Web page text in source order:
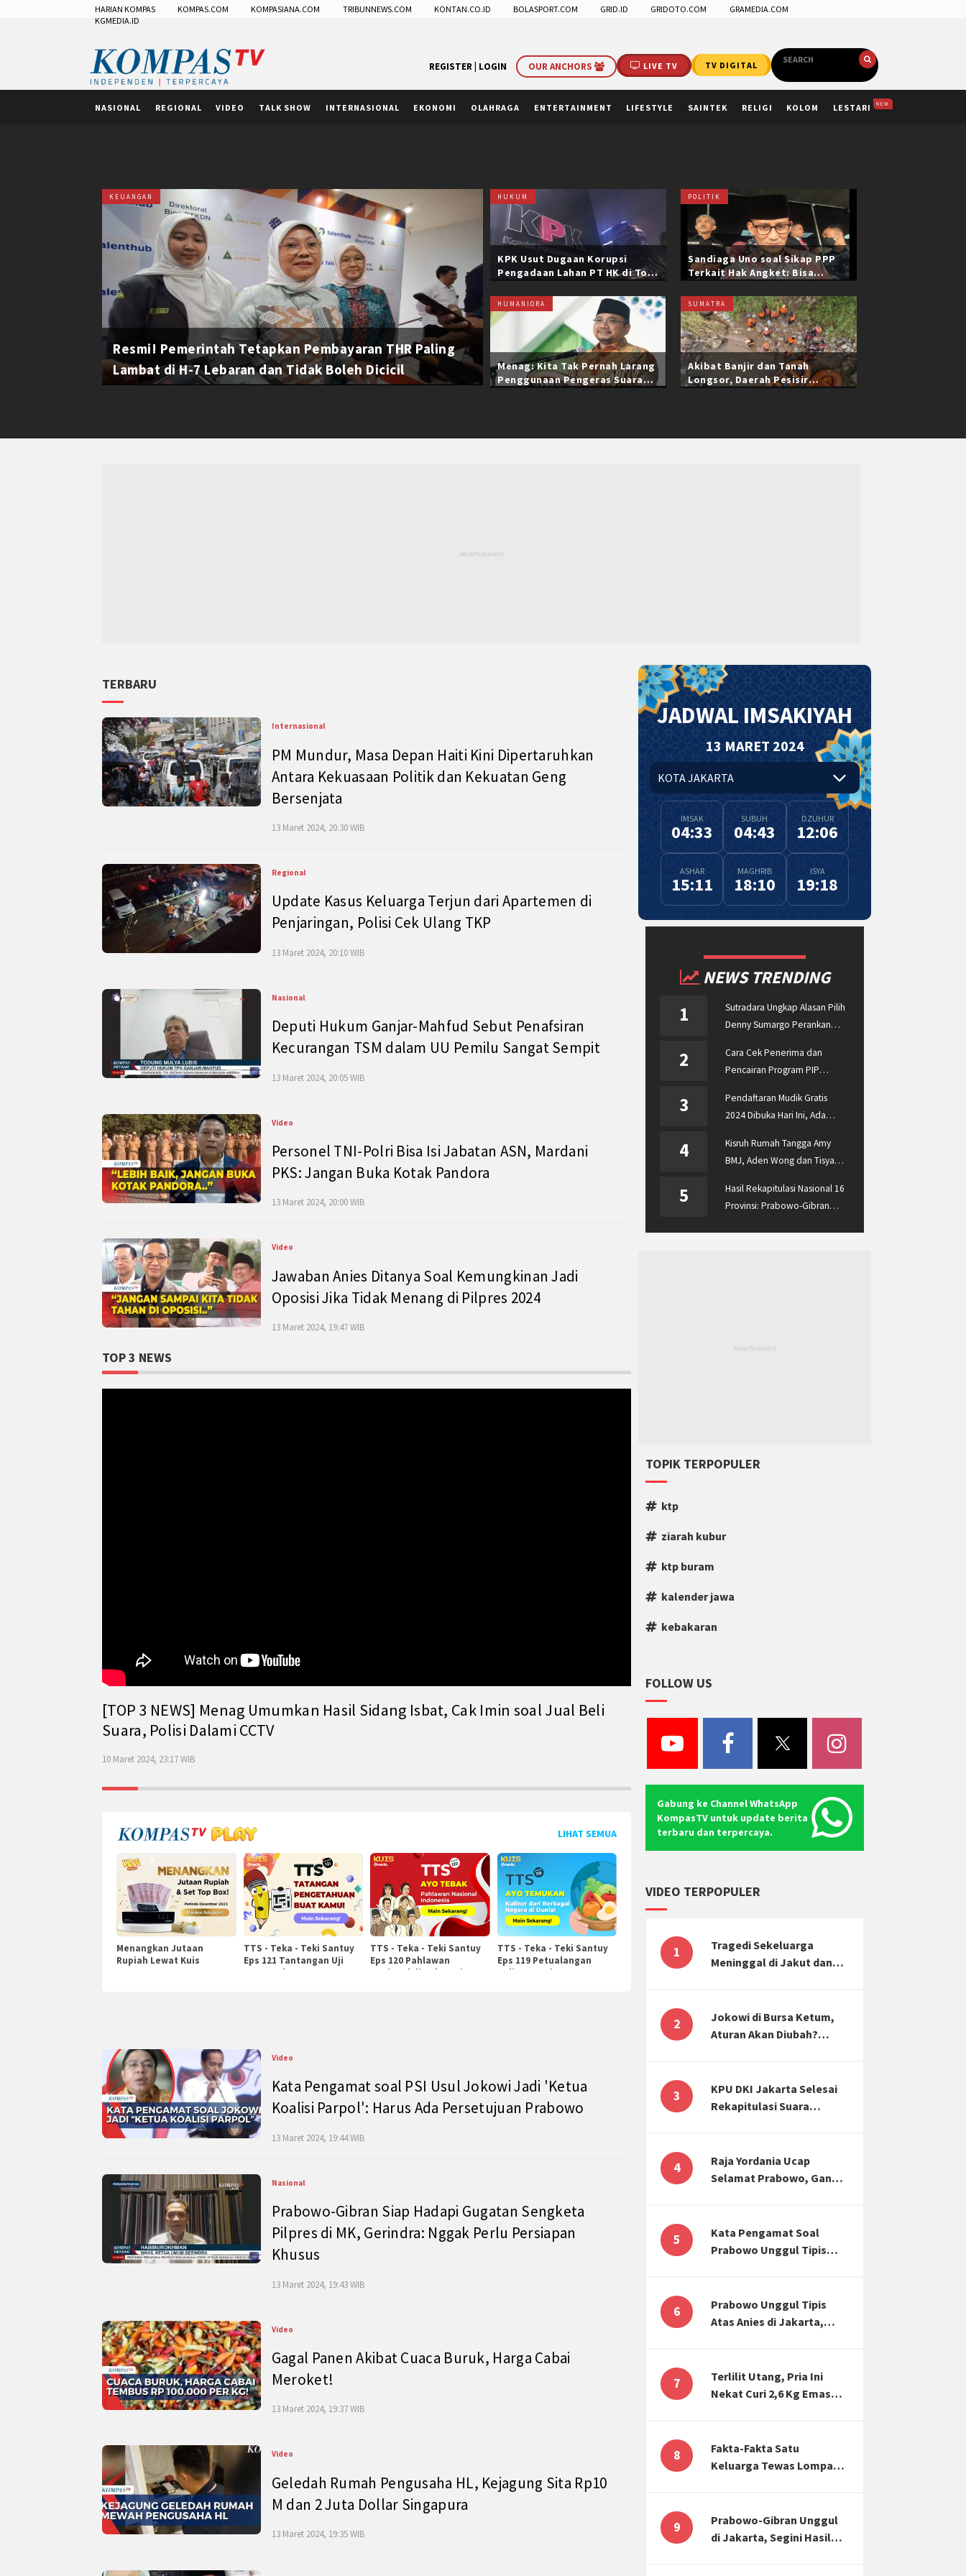
HARIAN KOMPAS KOMPAS.COM KOMPASIANA.COM TRIBUNNEWS.COM KONTAN.CO.ID BOLASPORT.COM GRID.ID GRIDOTO.COM
GRAMEDIA.COM
KGMEDIA.ID
LIVE TV TV DIGITAL
REGISTER | LOGIN OUR ANCHORS
NASIONAL REGIONAL VIDEO TALK SHOW INTERNASIONAL EKONOMI OLAHRAGA ENTERTAINMENT LIFESTYLE SAINTEK RELIGI KOLOM LESTARI NEW
KEUANGAN
Resmi! Pemerintah Tetapkan Pembayaran THR Paling
Lambat di H-7 Lebaran dan Tidak Boleh Dicicil
HUKUM
KPK Usut Dugaan Korupsi
Pengadaan Lahan PT HK di Tol
Belasan Miliar
POLITIK
Sandiaga Uno soal Sikap PPP
Terkait Hak Angket: Bisa
HUMANIORA
Menag: Kita Tak Pernah Larang
Penggunaan Pengeras Suara
SUMATRA
Akibat Banjir dan Tanah
Longsor, Daerah Pesisir
TERBARU
Internasional
PM Mundur, Masa Depan Haiti Kini Dipertaruhkan
Antara Kekuasaan Politik dan Kekuatan Geng
Bersenjata
13 Maret 2024, 20:30 WIB
Regional
Update Kasus Keluarga Terjun dari Apartemen di
Penjaringan, Polisi Cek Ulang TKP
13 Maret 2024, 20:10 WIB
Nasional
Deputi Hukum Ganjar-Mahfud Sebut Penafsiran
Kecurangan TSM dalam UU Pemilu Sangat Sempit
13 Maret 2024, 20:05 WIB
Video
Personel TNI-Polri Bisa Isi Jabatan ASN, Mardani
PKS: Jangan Buka Kotak Pandora
13 Maret 2024, 20:00 WIB
Video
Jawaban Anies Ditanya Soal Kemungkinan Jadi
Oposisi Jika Tidak Menang di Pilpres 2024
13 Maret 2024, 19:47 WIB
TOP 3 NEWS
[TOP 3 NEWS] Menag Umumkan Hasil Sidang Isbat, Cak Imin soal Jual Beli
Suara, Polisi Dalami CCTV
10 Maret 2024, 23:17 WIB
LIHAT SEMUA
Menangkan Jutaan
Rupiah Lewat Kuis
TTS - Teka - Teki Santuy
Eps 121 Tantangan Uji
Pengetahuan
TTS - Teka - Teki Santuy
Eps 120 Pahlawan
Nasional di Indonesia
TTS - Teka - Teki Santuy
Eps 119 Petualangan
Kuliner Dunia
Video
Kata Pengamat soal PSI Usul Jokowi Jadi 'Ketua
Koalisi Parpol': Harus Ada Persetujuan Prabowo
13 Maret 2024, 19:44 WIB
Nasional
Prabowo-Gibran Siap Hadapi Gugatan Sengketa
Pilpres di MK, Gerindra: Nggak Perlu Persiapan
Khusus
13 Maret 2024, 19:43 WIB
Video
Gagal Panen Akibat Cuaca Buruk, Harga Cabai
Meroket!
13 Maret 2024, 19:37 WIB
Video
Geledah Rumah Pengusaha HL, Kejagung Sita Rp10
M dan 2 Juta Dollar Singapura
13 Maret 2024, 19:35 WIB
JADWAL IMSAKIYAH
13 MARET 2024
IMSAK
04:33
SUBUH
04:43
DZUHUR
12:06
ASHAR
15:11
MAGHRIB
18:10
ISYA
19:18
NEWS TRENDING
1
Sutradara Ungkap Alasan Pilih
Denny Sumargo Perankan
2
Cara Cek Penerima dan
Pencairan Program PIP
pip.kemdikbud.go.id
3
Pendaftaran Mudik Gratis
2024 Dibuka Hari Ini, Ada
Jateng dan Dishub Jatim
4
Kisruh Rumah Tangga Amy
BMJ, Aden Wong dan Tisya
Malaysia dan Singapura
5
Hasil Rekapitulasi Nasional 16
Provinsi: Prabowo-Gibran
TOPIK TERPOPULER
ktp
ziarah kubur
ktp buram
kalender jawa
kebakaran
FOLLOW US
Gabung ke Channel WhatsApp
KompasTV untuk update berita
terbaru dan terpercaya.
VIDEO TERPOPULER
1
Tragedi Sekeluarga
Meninggal di Jakut dan
Mental-Finansial
2
Jokowi di Bursa Ketum,
Aturan Akan Diubah?
3
KPU DKI Jakarta Selesai
Rekapitulasi Suara
Ganjar
4
Raja Yordania Ucap
Selamat Prabowo, Ganjar
3 NEWS]
5
Kata Pengamat Soal
Prabowo Unggul Tipis
Effect
6
Prabowo Unggul Tipis
Atas Anies di Jakarta,
7
Terlilit Utang, Pria Ini
Nekat Curi 2,6 Kg Emas
8
Fakta-Fakta Satu
Keluarga Tewas Lompat
Kening
9
Prabowo-Gibran Unggul
di Jakarta, Segini Hasil